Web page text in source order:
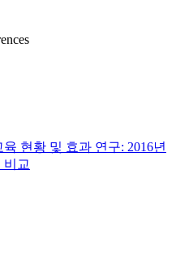
현황 및 효과 연구: 2016년
비교